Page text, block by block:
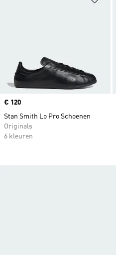
Price
€ 120
Stan Smith Lo Pro Schoenen
Originals
6 kleuren